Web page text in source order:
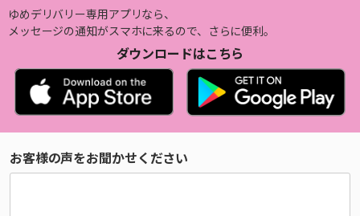
ゆめデリバリー専用アプリなら、
メッセージの通知がスマホに来るので、さらに便利。
ダウンロードはこちら
お客様の声をお聞かせください